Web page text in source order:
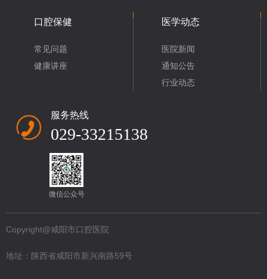
口腔保健
常见问题
健康讲座
医学动态
医院新闻
通知公告
行业动态
服务热线
029-33215138
微信公众号
Copyright@咸阳市口腔医院
地址：陕西省咸阳市新兴南路59号